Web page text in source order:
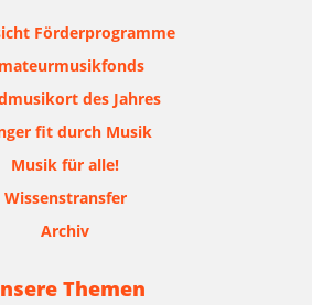
Förderprogramme
des Jahres
fit durch Musik
Musik für alle!
Wissenstransfer
Archiv
Themen